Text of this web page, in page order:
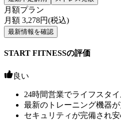
月額プラン
月額 3,278円(税込)
最新情報を確認
START FITNESSの評価
良い
24時間営業でライフスタ
最新のトレーニング機器
セキュリティが完備され